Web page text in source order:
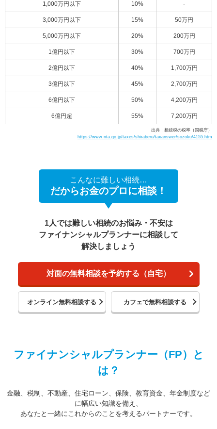
1,000万円以下 10% -
3,000万円以下 15% 50万円
5,000万円以下 20% 200万円
1億円以下 30% 700万円
2億円以下 40% 1,700万円
3億円以下 45% 2,700万円
6億円以下 50% 4,200万円
6億円超 55% 7,200万円
出典：相続税の税率（国税庁）
https://www.nta.go.jp/taxes/shiraberu/taxanswer/sozoku/4155.htm
こんなに難しい相続…
だからお金のプロに相談！
1人では難しい相続のお悩み・不安は
ファイナンシャルプランナーに相談して
解決しましょう
対面の無料相談を予約する（自宅）
オンライン無料相談する カフェで無料相談する
ファイナンシャルプランナー（FP）と
は？
金融、税制、不動産、住宅ローン、保険、教育資金、年金制度など
に幅広い知識を備え、
あなたと一緒にこれからのことを考えるパートナーです。